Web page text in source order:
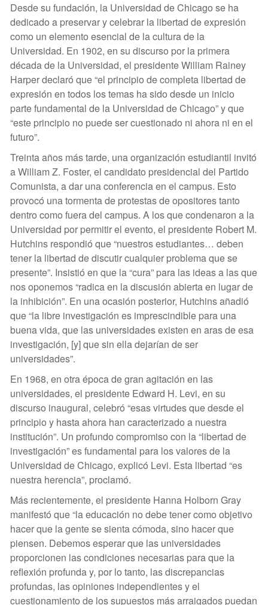
Desde su fundación, la Universidad de Chicago se ha
dedicado a preservar y celebrar la libertad de expresión
como un elemento esencial de la cultura de la
Universidad. En 1902, en su discurso por la primera
década de la Universidad, el presidente William Rainey
Harper declaró que “el principio de completa libertad de
expresión en todos los temas ha sido desde un inicio
parte fundamental de la Universidad de Chicago” y que
“este principio no puede ser cuestionado ni ahora ni en el
futuro”.
Treinta años más tarde, una organización estudiantil invitó
a William Z. Foster, el candidato presidencial del Partido
Comunista, a dar una conferencia en el campus. Esto
provocó una tormenta de protestas de opositores tanto
dentro como fuera del campus. A los que condenaron a la
Universidad por permitir el evento, el presidente Robert M.
Hutchins respondió que “nuestros estudiantes… deben
tener la libertad de discutir cualquier problema que se
presente”. Insistió en que la “cura” para las ideas a las que
nos oponemos “radica en la discusión abierta en lugar de
la inhibición”. En una ocasión posterior, Hutchins añadió
que “la libre investigación es imprescindible para una
buena vida, que las universidades existen en aras de esa
investigación, [y] que sin ella dejarían de ser
universidades”.
En 1968, en otra época de gran agitación en las
universidades, el presidente Edward H. Levi, en su
discurso inaugural, celebró “esas virtudes que desde el
principio y hasta ahora han caracterizado a nuestra
institución”. Un profundo compromiso con la “libertad de
investigación” es fundamental para los valores de la
Universidad de Chicago, explicó Levi. Esta libertad “es
nuestra herencia”, proclamó.
Más recientemente, el presidente Hanna Holborn Gray
manifestó que “la educación no debe tener como objetivo
hacer que la gente se sienta cómoda, sino hacer que
piensen. Debemos esperar que las universidades
proporcionen las condiciones necesarias para que la
reflexión profunda y, por lo tanto, las discrepancias
profundas, las opiniones independientes y el
cuestionamiento de los supuestos más arraigados puedan